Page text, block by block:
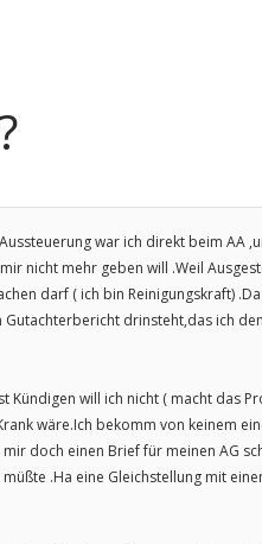
war ich direkt beim
nicht mehr geben will .Weil
darf ( ich bin Reinigungskraft)
drinsteht,das ich
Kündigen will ich nicht ( macht das
wäre.Ich bekomm von keinem
doch einen Brief für meinen AG
.Ha eine Gleichstellung mit